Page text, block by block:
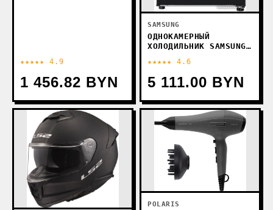
★★★★★ 4.9
1 456.82 BYN
SAMSUNG
ОДНОКАМЕРНЫЙ
ХОЛОДИЛЬНИК SAMSUNG
★★★★★ 4.6
5 111.00 BYN
POLARIS